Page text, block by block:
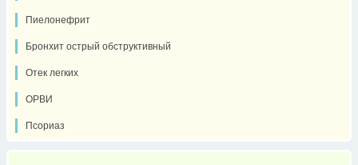
Пиелонефрит
Бронхит острый обструктивный
Отек легких
ОРВИ
Псориаз